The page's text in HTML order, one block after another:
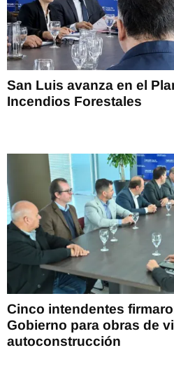
San Luis avanza en el
Incendios Forestales
Cinco intendentes
Gobierno para obras de
autoconstrucción